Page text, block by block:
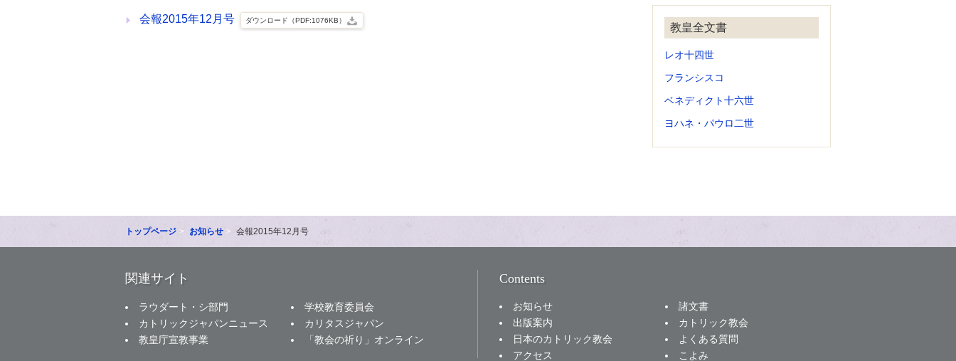
会報2015年12月号 ダウンロード（PDF:1076KB）
教皇全文書
レオ十四世
フランシスコ
ベネディクト十六世
ヨハネ・パウロ二世
トップページ お知らせ 会報2015年12月号
関連サイト
ラウダート・シ部門
学校教育委員会
カトリックジャパンニュース
カリタスジャパン
教皇庁宣教事業
「教会の祈り」オンライン
Contents
お知らせ
諸文書
出版案内
カトリック教会
日本のカトリック教会
よくある質問
アクセス
こよみ